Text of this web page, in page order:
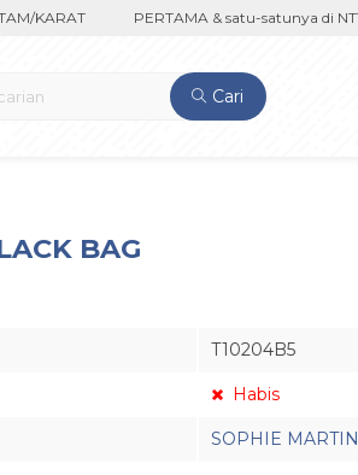
KARAT PERTAMA & satu-satunya di NTT
Cari
BAG
T10204B5
Habis
SOPHIE MARTIN